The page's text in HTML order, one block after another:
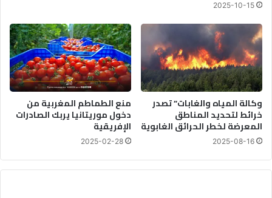
2025-10-15
وكالة المياه والغابات” تصدر
خرائط لتحديد المناطق
المعرضة لخطر الحرائق الغابوية
2025-08-16
منع الطماطم المغربية من
دخول موريتانيا يربك الصادرات
الإفريقية
2025-02-28